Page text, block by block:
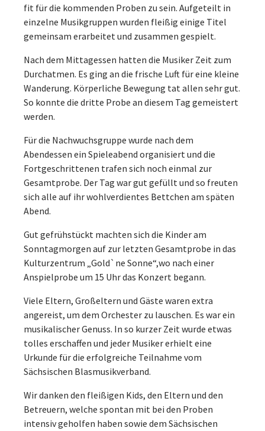
fit für die kommenden Proben zu sein. Aufgeteilt in
einzelne Musikgruppen wurden fleißig einige Titel
gemeinsam erarbeitet und zusammen gespielt.
Nach dem Mittagessen hatten die Musiker Zeit zum
Durchatmen. Es ging an die frische Luft für eine kleine
Wanderung. Körperliche Bewegung tat allen sehr gut.
So konnte die dritte Probe an diesem Tag gemeistert
werden.
Für die Nachwuchsgruppe wurde nach dem
Abendessen ein Spieleabend organisiert und die
Fortgeschrittenen trafen sich noch einmal zur
Gesamtprobe. Der Tag war gut gefüllt und so freuten
sich alle auf ihr wohlverdientes Bettchen am späten
Abend.
Gut gefrühstückt machten sich die Kinder am
Sonntagmorgen auf zur letzten Gesamtprobe in das
Kulturzentrum „Gold`ne Sonne“,wo nach einer
Anspielprobe um 15 Uhr das Konzert begann.
Viele Eltern, Großeltern und Gäste waren extra
angereist, um dem Orchester zu lauschen. Es war ein
musikalischer Genuss. In so kurzer Zeit wurde etwas
tolles erschaffen und jeder Musiker erhielt eine
Urkunde für die erfolgreiche Teilnahme vom
Sächsischen Blasmusikverband.
Wir danken den fleißigen Kids, den Eltern und den
Betreuern, welche spontan mit bei den Proben
intensiv geholfen haben sowie dem Sächsischen